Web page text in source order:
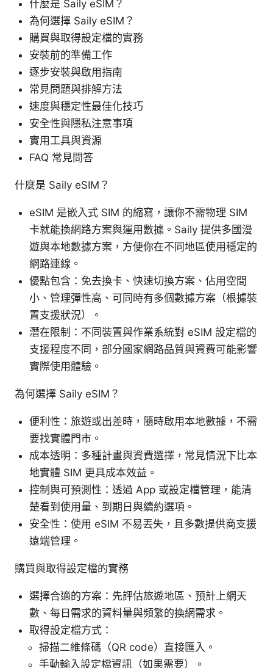
什麼是 Saily eSIM？
為何選擇 Saily eSIM？
購買與取得設定檔的實務
安裝前的準備工作
逐步安裝與啟用指南
常見問題與排解方法
速度與穩定性最佳化技巧
安全性與隱私注意事項
實用工具與資源
FAQ 常見問答
什麼是 Saily eSIM？
eSIM 是嵌入式 SIM 的縮寫，讓你不需物理 SIM
卡就能換網路方案與運用數據。Saily 提供多國漫
遊與本地數據方案，方便你在不同地區使用穩定的
網路連線。
優點包含：免去換卡、快速切換方案、佔用空間
小、管理彈性高、可同時有多個數據方案（根據裝
置支援狀況）。
潛在限制：不同裝置與作業系統對 eSIM 設定檔的
支援程度不同，部分國家網路品質與資費可能影響
實際使用體驗。
為何選擇 Saily eSIM？
便利性：旅遊或出差時，隨時啟用本地數據，不需
要找實體門市。
成本透明：多種計畫與資費選擇，常見情況下比本
地實體 SIM 更具成本效益。
控制與可預測性：透過 App 或設定檔管理，能清
楚看到使用量、到期日與續約選項。
安全性：使用 eSIM 不易丟失，且多數提供商支援
遠端管理。
購買與取得設定檔的實務
選擇合適的方案：先評估旅遊地區、預計上網天
數、每日需求的資料量與頻繁的換網需求。
取得設定檔方式：
掃描二維條碼（QR code）直接匯入。
手動輸入設定檔資訊（如果需要）。